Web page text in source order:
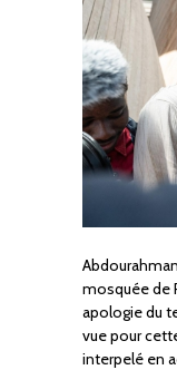
mosquée de
apologie du
vue pour
interpelé en